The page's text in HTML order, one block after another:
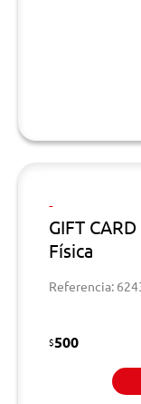
-
GIFT
Física
Referencia:
$500